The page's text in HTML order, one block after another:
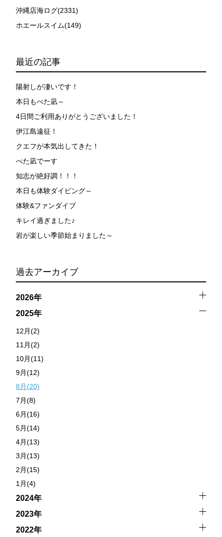
沖縄店海ログ(2331)
ホエールスイム(149)
最近の記事
陽射しが凄いです！
本日もべた凪～
4日間ご利用ありがとうございました！
伊江島遠征！
クエフが本気出してきた！
べた凪でーす
知志が絶好調！！！
本日も体験ダイビング～
体験&ファンダイブ
キレイ過ぎました♪
岩が楽しい季節始まりました～
過去アーカイブ
2026年
2025年
12月(2)
11月(2)
10月(11)
9月(12)
8月(20)
7月(8)
6月(16)
5月(14)
4月(13)
3月(13)
2月(15)
1月(4)
2024年
2023年
2022年